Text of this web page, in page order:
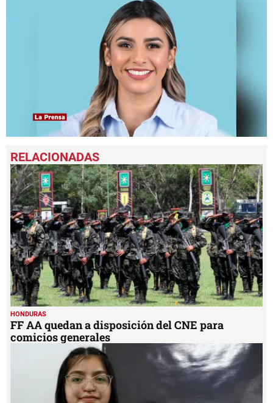
seconds
of
1
minute,
7
seconds
HONDURAS
FF AA quedan a disposición del CNE para
comicios generales